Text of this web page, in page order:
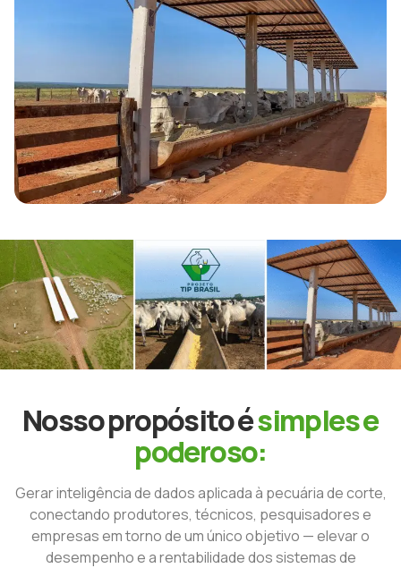
Nosso propósito ésimples e
poderoso:
Gerar inteligência de dados aplicada à pecuária de corte,
conectando produtores, técnicos, pesquisadores e
empresas em torno de um único objetivo — elevar o
desempenho e a rentabilidade dos sistemas de